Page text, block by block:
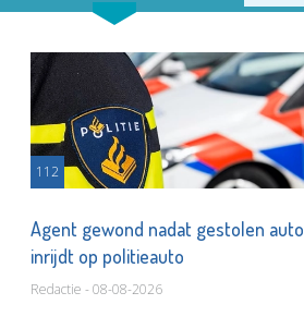
112
Agent gewond nadat gestolen auto
inrijdt op politieauto
Redactie - 08-08-2026